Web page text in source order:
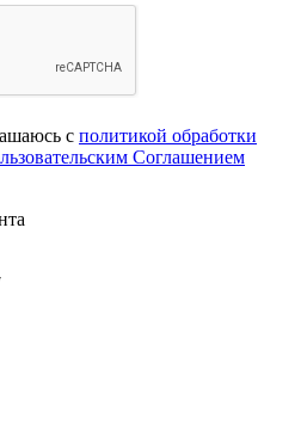
с политикой обработки
Соглашением